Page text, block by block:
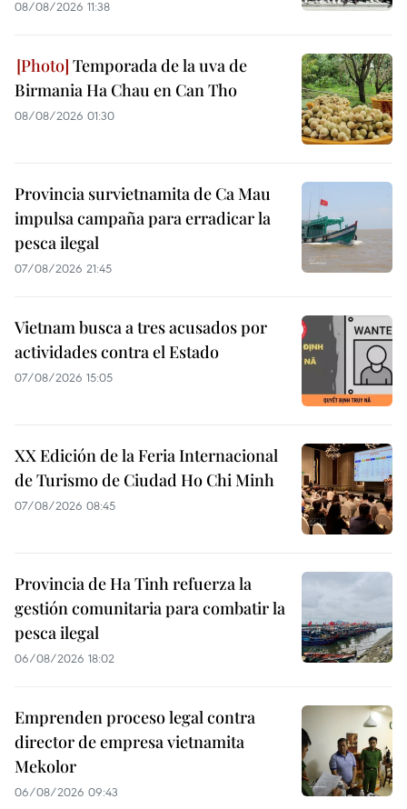
08/08/2026 11:38
Temporada de la uva de
Birmania Ha Chau en Can Tho
08/08/2026 01:30
Provincia survietnamita de Ca Mau
impulsa campaña para erradicar la
pesca ilegal
07/08/2026 21:45
Vietnam busca a tres acusados por
actividades contra el Estado
07/08/2026 15:05
XX Edición de la Feria Internacional
de Turismo de Ciudad Ho Chi Minh
07/08/2026 08:45
Provincia de Ha Tinh refuerza la
gestión comunitaria para combatir la
pesca ilegal
06/08/2026 18:02
Emprenden proceso legal contra
director de empresa vietnamita
Mekolor
06/08/2026 09:43